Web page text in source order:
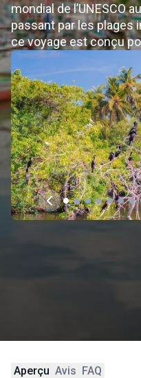
mondial de l’UNESCO
passant par les plages
ce voyage est conçu
Aperçu Avis FAQ